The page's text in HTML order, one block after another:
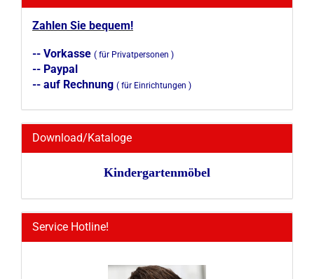
Zahlen Sie bequem!
-- Vorkasse ( für Privatpersonen )
-- Paypal
-- auf Rechnung ( für Einrichtungen )
Download/Kataloge
Kindergartenmöbel
Service Hotline!